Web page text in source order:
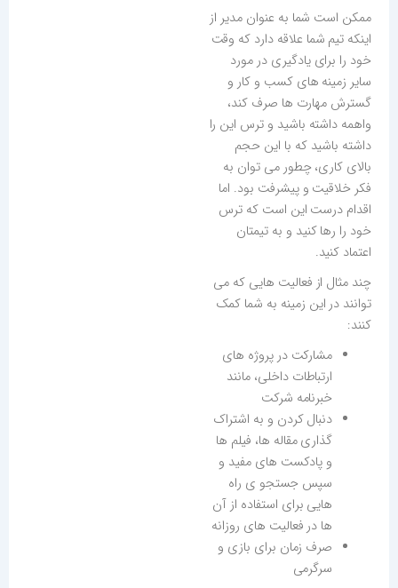
ممکن است شما به عنوان مدیر از
اینکه تیم شما علاقه دارد که وقت
خود را برای یادگیری در مورد
سایر زمینه های کسب و کار و
گسترش مهارت ها صرف کند،
واهمه داشته باشید و ترس این را
داشته باشید که با این حجم
بالای کاری، چطور می توان به
فکر خلاقیت و پیشرفت بود. اما
اقدام درست این است که ترس
خود را رها کنید و به تیمتان
اعتماد کنید.
چند مثال از فعالیت هایی که می
توانند در این زمینه به شما کمک
کنند:
مشارکت در پروژه های
ارتباطات داخلی، مانند
خبرنامه شرکت
دنبال کردن و به اشتراک
گذاری مقاله ها، فیلم ها
و پادکست های مفید و
سپس جستجو ی راه
هایی برای استفاده از آن
ها در فعالیت های روزانه
صرف زمان برای بازی و
سرگرمی